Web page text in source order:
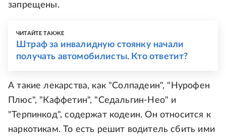
запрещены.
ЧИТАЙТЕ ТАКЖЕ
Штраф за инвалидную стоянку начали
получать автомобилисты. Кто ответит?
А такие лекарства, как "Солпадеин", "Нурофен
Плюс", "Каффетин", "Седальгин-Нео" и
"Терпинкод", содержат кодеин. Он относится к
наркотикам. То есть решит водитель сбить ими